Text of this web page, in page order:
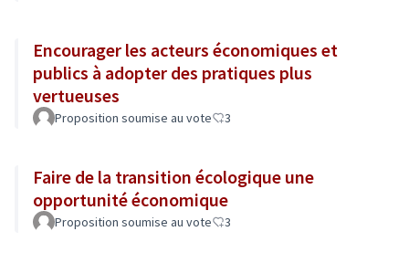
Encourager les acteurs économiques et
publics à adopter des pratiques plus
vertueuses
Proposition soumise au vote 3
Faire de la transition écologique une
opportunité économique
Proposition soumise au vote 3